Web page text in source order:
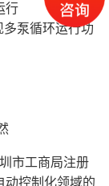
行
泵循环运行功
市工商局注册
动控制化领域的